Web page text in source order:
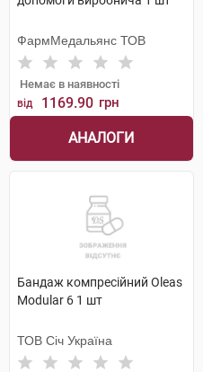
ФармМедальянс ТОВ
Немає в наявності
від 1169.90 грн
АНАЛОГИ
Бандаж компресійний Oleas
Modular 6 1 шт
ТОВ Січ Україна